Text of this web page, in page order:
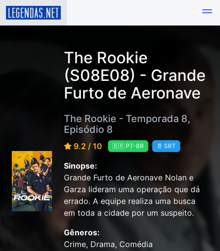
The Rookie
(S08E08) - Grande
Furto de Aeronave
The Rookie - Temporada 8,
Episódio 8
9.2 / 10 🇧🇷 PT-BR 📄 SRT
Sinopse:
Grande Furto de Aeronave Nolan e
Garza lideram uma operação que dá
errado. A equipe realiza uma busca
em toda a cidade por um suspeito.
Gêneros:
Crime, Drama, Comédia